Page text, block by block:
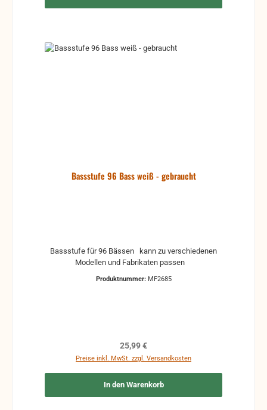
Bassstufe 96 Bass weiß - gebraucht
Bassstufe für 96 Bässen kann zu verschiedenen
Produktnummer: MF2685
Regulärer Preis:
25,99 €
Preise inkl. MwSt. zzgl. Versandkosten
In den Warenkorb